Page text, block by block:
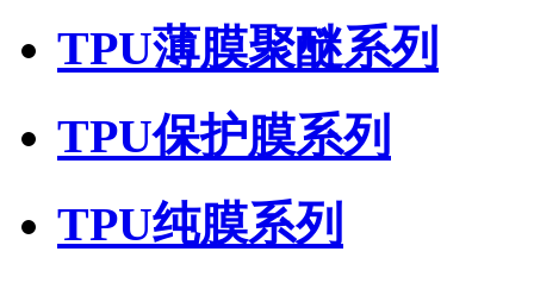
TPU薄膜聚醚系列
TPU保护膜系列
TPU纯膜系列